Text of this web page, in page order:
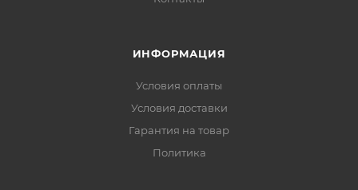
ИНФОРМАЦИЯ
Условия оплаты
Условия доставки
Гарантия на товар
Политика